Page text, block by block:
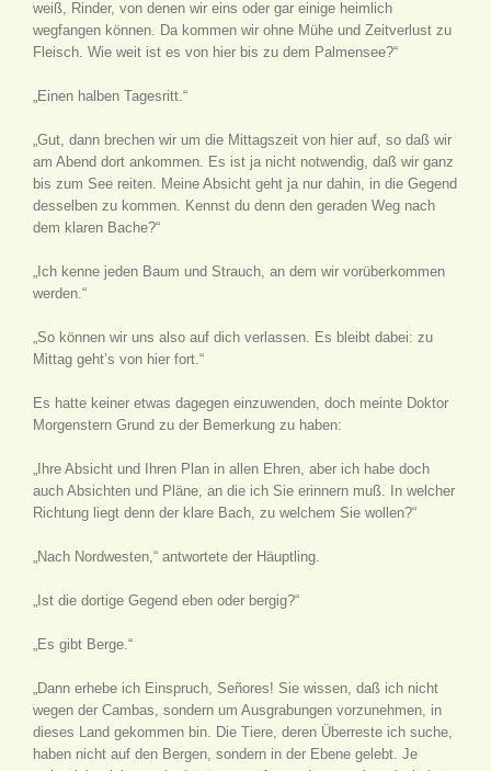
weiß, Rinder, von denen wir eins oder gar einige heimlich
wegfangen können. Da kommen wir ohne Mühe und Zeitverlust zu
Fleisch. Wie weit ist es von hier bis zu dem Palmensee?“
„Einen halben Tagesritt.“
„Gut, dann brechen wir um die Mittagszeit von hier auf, so daß wir
am Abend dort ankommen. Es ist ja nicht notwendig, daß wir ganz
bis zum See reiten. Meine Absicht geht ja nur dahin, in die Gegend
desselben zu kommen. Kennst du denn den geraden Weg nach
dem klaren Bache?“
„Ich kenne jeden Baum und Strauch, an dem wir vorüberkommen
werden.“
„So können wir uns also auf dich verlassen. Es bleibt dabei: zu
Mittag geht’s von hier fort.“
Es hatte keiner etwas dagegen einzuwenden, doch meinte Doktor
Morgenstern Grund zu der Bemerkung zu haben:
„Ihre Absicht und Ihren Plan in allen Ehren, aber ich habe doch
auch Absichten und Pläne, an die ich Sie erinnern muß. In welcher
Richtung liegt denn der klare Bach, zu welchem Sie wollen?“
„Nach Nordwesten,“ antwortete der Häuptling.
„Ist die dortige Gegend eben oder bergig?“
„Es gibt Berge.“
„Dann erhebe ich Einspruch, Señores! Sie wissen, daß ich nicht
wegen der Cambas, sondern um Ausgrabungen vorzunehmen, in
dieses Land gekommen bin. Die Tiere, deren Überreste ich suche,
haben nicht auf den Bergen, sondern in der Ebene gelebt. Je